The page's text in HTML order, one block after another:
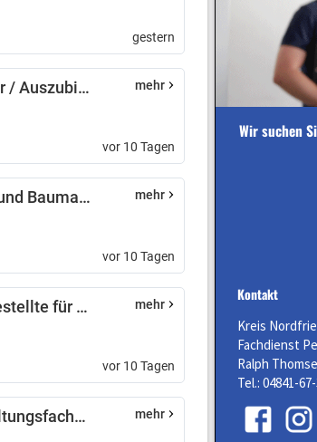
gestern
Auszubildenden zum Gärtner / Auszubildende zur Gärtnerin – Fachrichtung Garten- und Landschaftsbau – (m/w/d) mehr
vor 10 Tagen
Auszubildenden zum Land- und Baumaschinenmechatroniker/ Auszubildende zur Land- und Baumaschinenmechatronikerin (m/w/d) mehr
vor 10 Tagen
Fachangestellter / Fachangestellte für Medien- und Informationsdienste - Fachrichtung Bibliothek (m/w/d) mehr
vor 10 Tagen
Auszubildenden zum Verwaltungsfachangestellten / Auszubildende zur Verwaltungsfachangestellten m/w/d) mehr